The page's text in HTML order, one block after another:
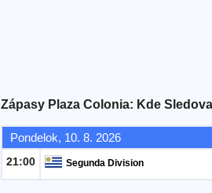
Zápasy Plaza Colonia: Kde
Pondelok, 10. 8. 2026
21:00 Segunda Division